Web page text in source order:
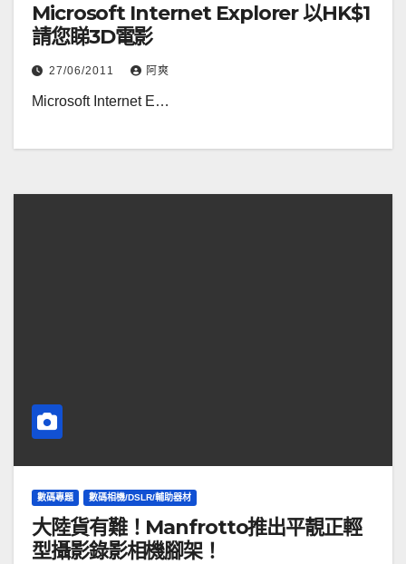
Microsoft Internet Explorer 以HK$1
請您睇3D電影
27/06/2011 阿爽
Microsoft Internet E…
數碼專題 數碼相機/DSLR/輔助器材
大陸貨有難！Manfrotto推出平靚正輕
型攝影錄影相機腳架！